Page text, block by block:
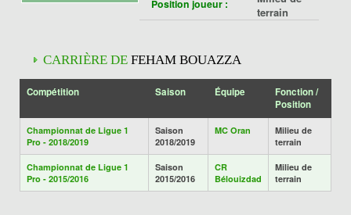
Position joueur :
terrain
CARRIÈRE DE FEHAM BOUAZZA
Compétition Saison Équipe
Fonction /
Position
Championnat de Ligue 1
Pro - 2018/2019
Saison
2018/2019
MC Oran
Milieu de
terrain
Championnat de Ligue 1
Pro - 2015/2016
Saison
2015/2016
CR
Bélouizdad
Milieu de
terrain